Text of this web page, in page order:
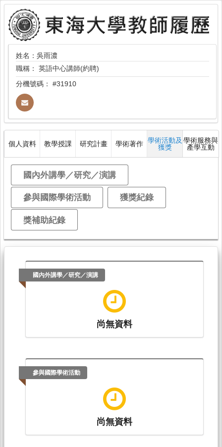
姓名：吳雨濃
職稱： 英語中心講師(約聘)
分機號碼： #31910
個人資料 教學授課 研究計畫 學術著作 學術活動及
獲獎
學術服務與
產學互動
國內外講學／研究／演講
參與國際學術活動 獲獎紀錄
獎補助紀錄
國內外講學／研究／演講
尚無資料
參與國際學術活動
尚無資料